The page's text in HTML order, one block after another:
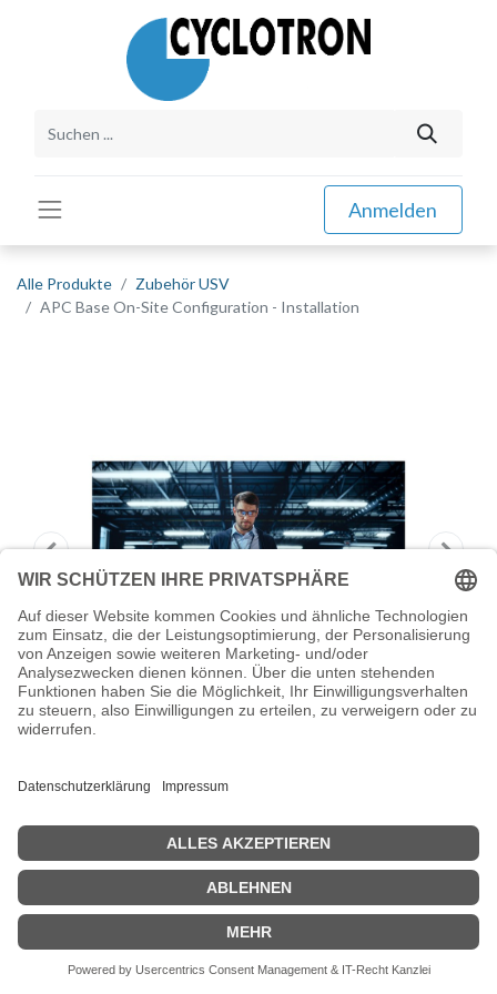
Anmelden
Alle Produkte
Zubehör USV
APC Base On-Site Configuration - Installation
APC Base On-Site Configuration -
Installation
APC Base On-Site Configuration - Installation / Konfiguration - für
Data Center Expert - 8x5
Zeige Preise inklusiv MwSt. (Brutto)
1.848,01€ inkl. MwSt.